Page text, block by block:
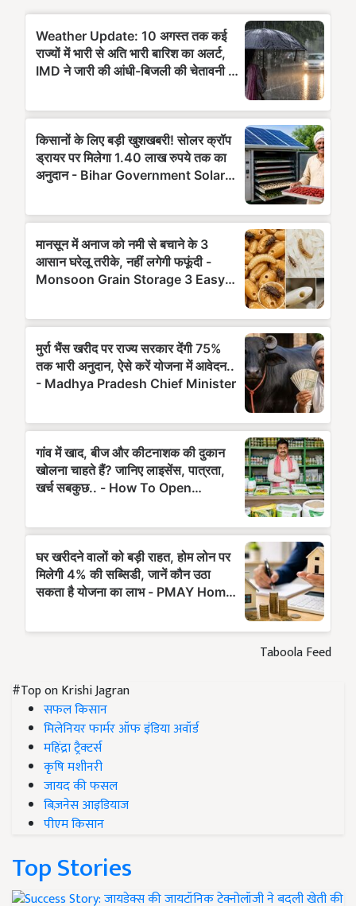
Taboola Feed
#Top on Krishi Jagran
सफल किसान
मिलेनियर फार्मर ऑफ इंडिया अवॉर्ड
महिंद्रा ट्रैक्टर्स
कृषि मशीनरी
जायद की फसल
बिज़नेस आइडियाज
पीएम किसान
Top Stories